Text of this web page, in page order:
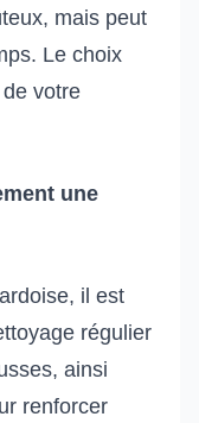
mais peut
Le choix
votre
une
il est
régulier
ainsi
renforcer